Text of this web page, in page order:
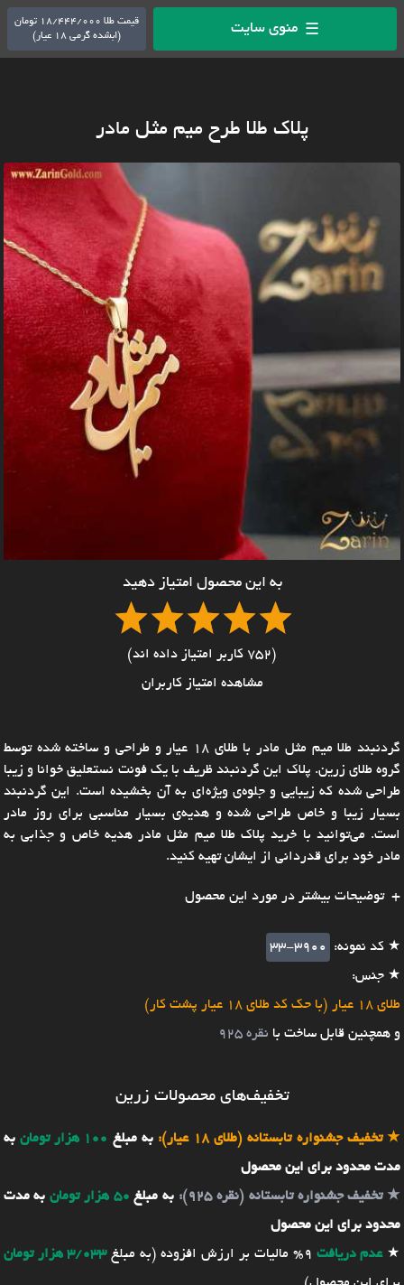
☰ منوی سایت
قیمت طلا 18/444/000 تومان
(ابشده گرمی 18 عیار)
پلاک طلا طرح میم مثل مادر
به این محصول امتیاز دهید
(752 کاربر امتیاز داده اند)
مشاهده امتیاز کاربران
گردنبند طلا میم مثل مادر با طلای 18 عیار و طراحی و ساخته شده توسط
گروه طلای زرین. پلاک این گردنبند ظریف با یک فونت نستعلیق خوانا و زیبا
طراحی شده که زیبایی و جلوه‌ی ویژه‌ای به آن بخشیده است. این گردنبند
بسیار زیبا و خاص طراحی شده و هدیه‌ی بسیار مناسبی برای روز مادر
است. می‌توانید با خرید پلاک طلا میم مثل مادر هدیه خاص و جذابی به
مادر خود برای قدردانی از ایشان تهیه کنید.
توضیحات بیشتر در مورد این محصول
★ کد نمونه:
33-3900
★ جنس:
طلای 18 عیار (با حک کد طلای 18 عیار پشت کار)
و همچنین قابل ساخت با نقره 925
تخفیف‌های محصولات زرین
★تخفیف جشنواره تابستانه (طلای 18 عیار): به مبلغ 100 هزار تومان
به
مدت محدود برای این محصول
★تخفیف جشنواره تابستانه (نقره 925): به مبلغ 50 هزار تومان
به مدت
محدود برای این محصول
★عدم دریافت 9% مالیات بر ارزش افزوده (به مبلغ
3/033 هزار تومان